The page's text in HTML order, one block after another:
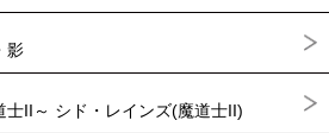
影
II～ シド・レインズ(魔道士II)